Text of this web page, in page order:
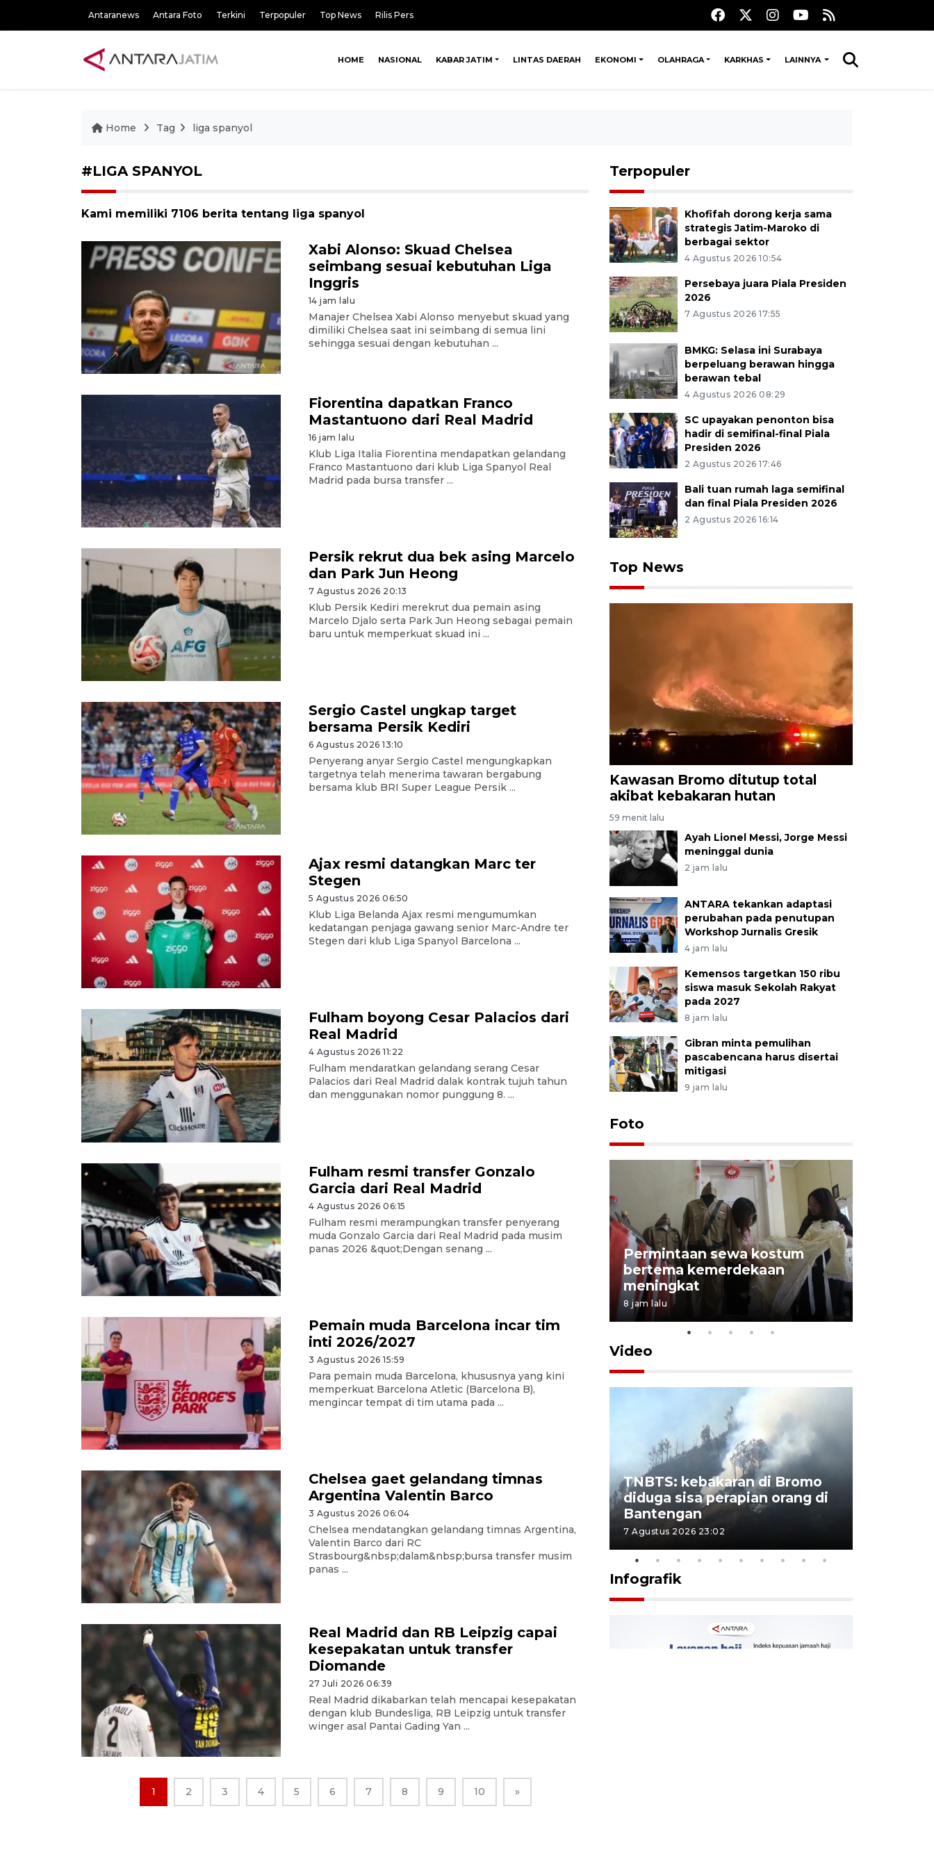
Antaranews Antara Foto Terkini Terpopuler Top News Rilis Pers
HOME NASIONAL KABAR JATIM LINTAS DAERAH EKONOMI OLAHRAGA KARKHAS LAINNYA
Home Tag liga spanyol
#LIGA SPANYOL
Kami memiliki 7106 berita tentang liga spanyol
Xabi Alonso: Skuad Chelsea
seimbang sesuai kebutuhan Liga
Inggris
14 jam lalu
Manajer Chelsea Xabi Alonso menyebut skuad yang
dimiliki Chelsea saat ini seimbang di semua lini
sehingga sesuai dengan kebutuhan ...
Fiorentina dapatkan Franco
Mastantuono dari Real Madrid
16 jam lalu
Klub Liga Italia Fiorentina mendapatkan gelandang
Franco Mastantuono dari klub Liga Spanyol Real
Madrid pada bursa transfer ...
Persik rekrut dua bek asing Marcelo
dan Park Jun Heong
7 Agustus 2026 20:13
Klub Persik Kediri merekrut dua pemain asing
Marcelo Djalo serta Park Jun Heong sebagai pemain
baru untuk memperkuat skuad ini ...
Sergio Castel ungkap target
bersama Persik Kediri
6 Agustus 2026 13:10
Penyerang anyar Sergio Castel mengungkapkan
targetnya telah menerima tawaran bergabung
bersama klub BRI Super League Persik ...
Ajax resmi datangkan Marc ter
Stegen
5 Agustus 2026 06:50
Klub Liga Belanda Ajax resmi mengumumkan
kedatangan penjaga gawang senior Marc-Andre ter
Stegen dari klub Liga Spanyol Barcelona ...
Fulham boyong Cesar Palacios dari
Real Madrid
4 Agustus 2026 11:22
Fulham mendaratkan gelandang serang Cesar
Palacios dari Real Madrid dalak kontrak tujuh tahun
dan menggunakan nomor punggung 8. ...
Fulham resmi transfer Gonzalo
Garcia dari Real Madrid
4 Agustus 2026 06:15
Fulham resmi merampungkan transfer penyerang
muda Gonzalo Garcia dari Real Madrid pada musim
panas 2026 &quot;Dengan senang ...
Pemain muda Barcelona incar tim
inti 2026/2027
3 Agustus 2026 15:59
Para pemain muda Barcelona, khususnya yang kini
memperkuat Barcelona Atletic (Barcelona B),
mengincar tempat di tim utama pada ...
Chelsea gaet gelandang timnas
Argentina Valentin Barco
3 Agustus 2026 06:04
Chelsea mendatangkan gelandang timnas Argentina,
Valentin Barco dari RC
Strasbourg&nbsp;dalam&nbsp;bursa transfer musim
panas ...
Real Madrid dan RB Leipzig capai
kesepakatan untuk transfer
Diomande
27 Juli 2026 06:39
Real Madrid dikabarkan telah mencapai kesepakatan
dengan klub Bundesliga, RB Leipzig untuk transfer
winger asal Pantai Gading Yan ...
1 2 3 4 5 6 7 8 9 10 »
Terpopuler
Khofifah dorong kerja sama
strategis Jatim-Maroko di
berbagai sektor
4 Agustus 2026 10:54
Persebaya juara Piala Presiden
2026
7 Agustus 2026 17:55
BMKG: Selasa ini Surabaya
berpeluang berawan hingga
berawan tebal
4 Agustus 2026 08:29
SC upayakan penonton bisa
hadir di semifinal-final Piala
Presiden 2026
2 Agustus 2026 17:46
Bali tuan rumah laga semifinal
dan final Piala Presiden 2026
2 Agustus 2026 16:14
Top News
Kawasan Bromo ditutup total
akibat kebakaran hutan
59 menit lalu
Ayah Lionel Messi, Jorge Messi
meninggal dunia
2 jam lalu
ANTARA tekankan adaptasi
perubahan pada penutupan
Workshop Jurnalis Gresik
4 jam lalu
Kemensos targetkan 150 ribu
siswa masuk Sekolah Rakyat
pada 2027
8 jam lalu
Gibran minta pemulihan
pascabencana harus disertai
mitigasi
9 jam lalu
Foto
Permintaan sewa kostum
bertema kemerdekaan
meningkat
8 jam lalu
Video
BPBD Jatim kerahkan "Drone
Water Spray" bantu padamkan
kebakaran Bromo
6 Agustus 2026 18:23
TNBTS: kebakaran di Bromo
diduga sisa perapian orang di
Bantengan
7 Agustus 2026 23:02
Infografik